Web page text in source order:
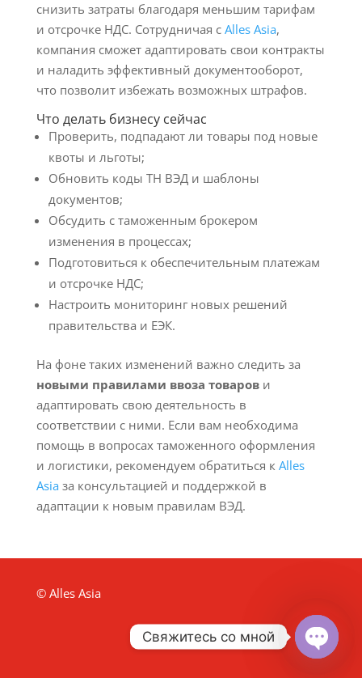
снизить затраты благодаря меньшим тарифам
и отсрочке НДС. Сотрудничая с Alles Asia,
компания сможет адаптировать свои контракты
и наладить эффективный документооборот,
что позволит избежать возможных штрафов.
Что делать бизнесу сейчас
Проверить, подпадают ли товары под новые
квоты и льготы;
Обновить коды ТН ВЭД и шаблоны
документов;
Обсудить с таможенным брокером
изменения в процессах;
Подготовиться к обеспечительным платежам
и отсрочке НДС;
Настроить мониторинг новых решений
правительства и ЕЭК.
На фоне таких изменений важно следить за
новыми правилами ввоза товарови
адаптировать свою деятельность в
соответствии с ними. Если вам необходима
помощь в вопросах таможенного оформления
и логистики, рекомендуем обратиться к Alles
Asia за консультацией и поддержкой в
адаптации к новым правилам ВЭД.
© Alles Asia
Свяжитесь со мной